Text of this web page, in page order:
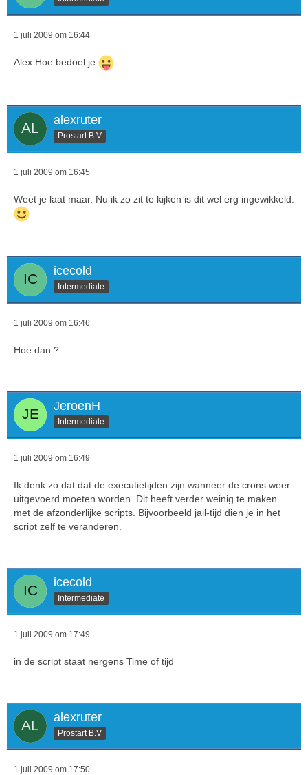
1 juli 2009 om 16:44
Alex Hoe bedoel je
alexruter
Prostart B.V
1 juli 2009 om 16:45
Weet je laat maar. Nu ik zo zit te kijken is dit wel erg ingewikkeld.
icecold
Intermediate
1 juli 2009 om 16:46
Hoe dan ?
JeroenH
Intermediate
1 juli 2009 om 16:49
Ik denk zo dat dat de executietijden zijn wanneer de crons weer
uitgevoerd moeten worden. Dit heeft verder weinig te maken
met de afzonderlijke scripts. Bijvoorbeeld jail-tijd dien je in het
script zelf te veranderen.
icecold
Intermediate
1 juli 2009 om 17:49
in de script staat nergens Time of tijd
alexruter
Prostart B.V
1 juli 2009 om 17:50